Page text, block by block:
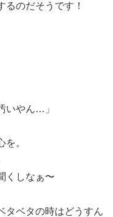
のだそうです！
いやん…」
。
くしなぁ〜
タベタの時はどうすん